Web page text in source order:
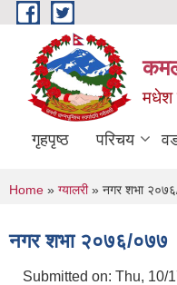
Skip to main content
मधेश
गृहपृष्ठ परिचय
You are here
Home » ग्यालरी» नगर शभा
नगर शभा २०७६/०७७
Submitted on: Thu, 10/